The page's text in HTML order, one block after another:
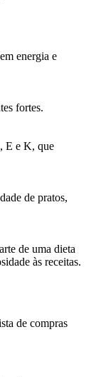
energia e
fortes.
E e K, que
de pratos,
de uma dieta
às receitas.
de compras